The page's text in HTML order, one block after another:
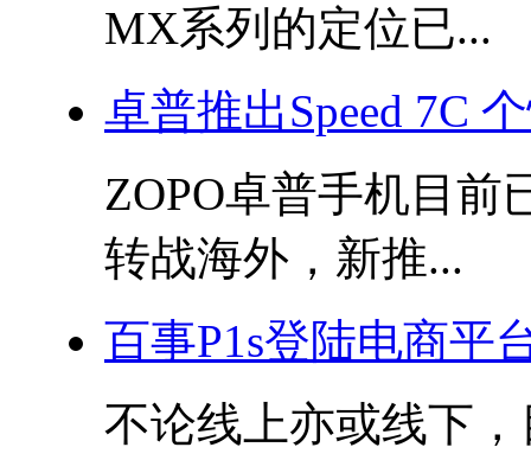
MX系列的定位已...
卓普推出Speed 7C
ZOPO卓普手机目前
转战海外，新推...
百事P1s登陆电商平
不论线上亦或线下